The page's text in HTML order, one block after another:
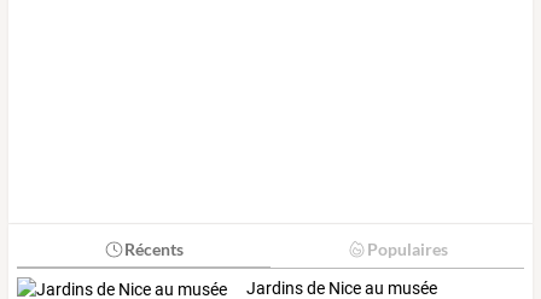
Récents Populaires
Jardins de Nice au musée